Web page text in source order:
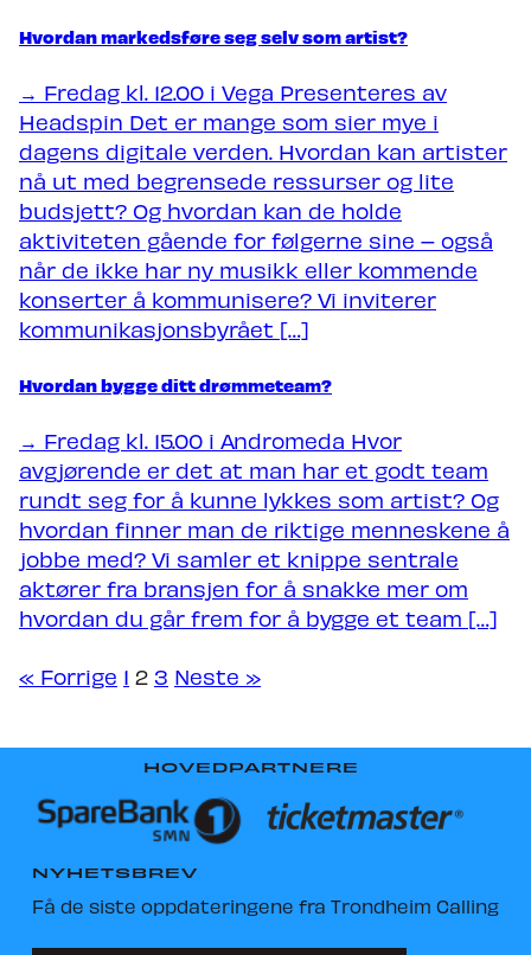
Hvordan markedsføre seg selv som artist?
→ Fredag kl. 12.00 i Vega Presenteres av
Headspin Det er mange som sier mye i
dagens digitale verden. Hvordan kan artister
nå ut med begrensede ressurser og lite
budsjett? Og hvordan kan de holde
aktiviteten gående for følgerne sine – også
når de ikke har ny musikk eller kommende
konserter å kommunisere? Vi inviterer
kommunikasjonsbyrået […]
Hvordan bygge ditt drømmeteam?
→ Fredag kl. 15.00 i Andromeda Hvor
avgjørende er det at man har et godt team
rundt seg for å kunne lykkes som artist? Og
hvordan finner man de riktige menneskene å
jobbe med? Vi samler et knippe sentrale
aktører fra bransjen for å snakke mer om
hvordan du går frem for å bygge et team […]
« Forrige 1 2 3 Neste »
HOVEDPARTNERE
NYHETSBREV
Få de siste oppdateringene fra Trondheim Calling